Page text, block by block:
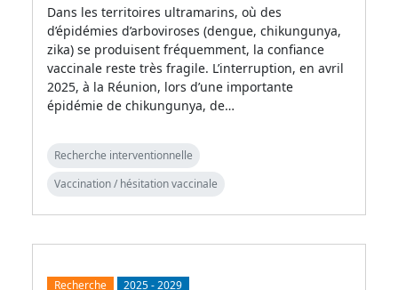
Dans les territoires ultramarins, où des
d’épidémies d’arboviroses (dengue, chikungunya,
zika) se produisent fréquemment, la confiance
vaccinale reste très fragile. L’interruption, en avril
2025, à la Réunion, lors d’une importante
épidémie de chikungunya, de…
Recherche interventionnelle
Vaccination / hésitation vaccinale
Recherche 2025-2029